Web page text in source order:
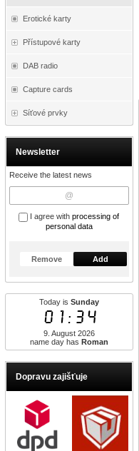
Erotické karty
Přístupové karty
DAB radio
Capture cards
Síťové prvky
Newsletter
Receive the latest news
I agree withprocessing of
personal data
Remove Add
Today is Sunday
01:34
9. August 2026
name day has Roman
Dopravu zajišťuje